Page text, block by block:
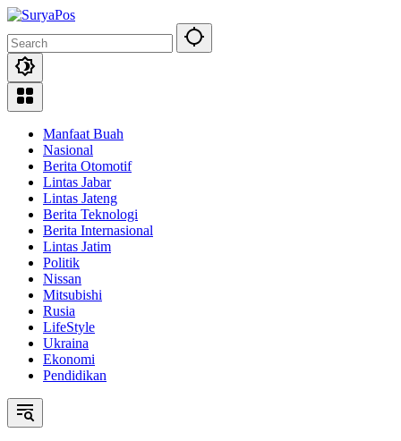
Skip
content
Manfaat Buah
Nasional
Berita Otomotif
Lintas Jabar
Lintas Jateng
Berita Teknologi
Berita Internasional
Lintas Jatim
Politik
Nissan
Mitsubishi
Rusia
LifeStyle
Ukraina
Ekonomi
Pendidikan